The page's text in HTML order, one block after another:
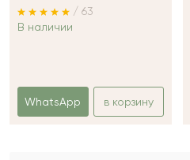
/ 63
В наличии
WhatsApp в корзину